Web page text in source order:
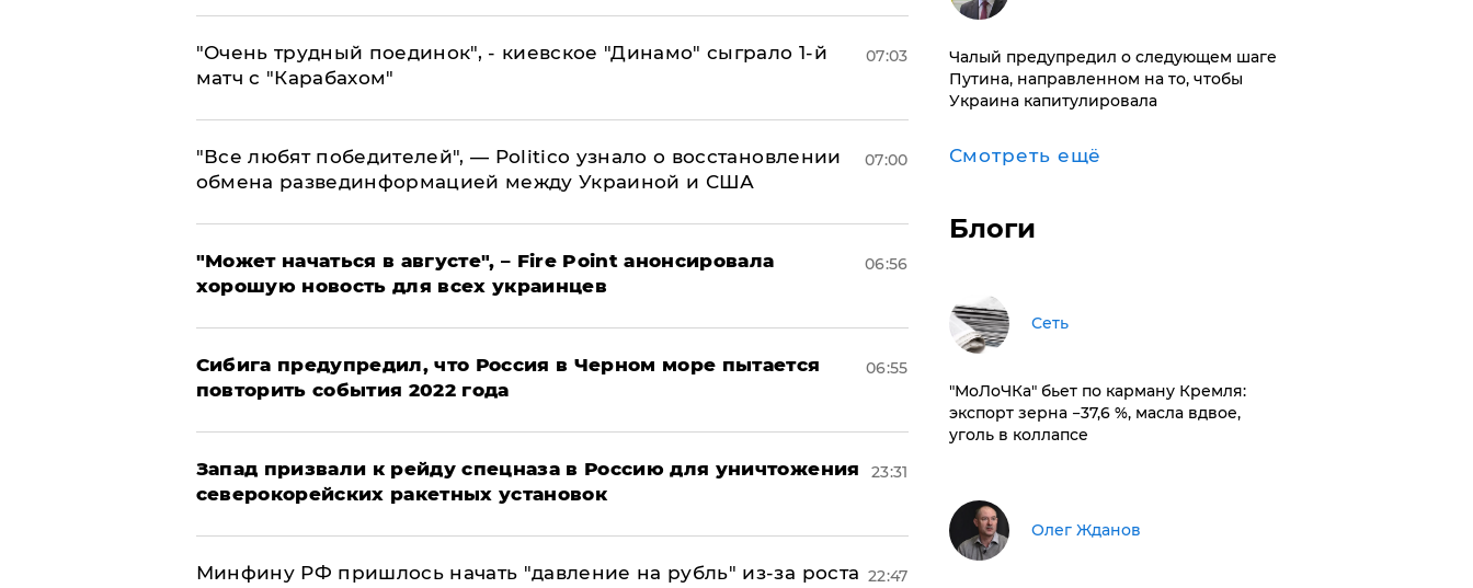
"Очень трудный поединок", - киевское "Динамо" сыграло 1-й
матч с "Карабахом"
07:03
​"Все любят победителей", — Politico узнало о восстановлении
обмена развединформацией между Украиной и США
07:00
"Может начаться в августе", – Fire Point анонсировала
хорошую новость для всех украинцев
06:56
Сибига предупредил, что Россия в Черном море пытается
повторить события 2022 года
06:55
Запад призвали к рейду спецназа в Россию для уничтожения
северокорейских ракетных установок
23:31
Минфину РФ пришлось начать "давление на рубль" из-за роста 22:47
Чалый предупредил о следующем шаге
Путина, направленном на то, чтобы
Украина капитулировала
Смотреть ещё
Блоги
Сеть
​"МоЛоЧКа" бьет по карману Кремля:
экспорт зерна −37,6 %, масла вдвое,
уголь в коллапсе
Олег Жданов